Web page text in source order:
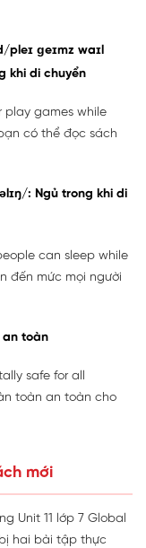
ɡeɪmz waɪl
khi di chuyển
play games while
có thể đọc sách
: Ngủ trong khi di
can sleep while
đến mức mọi người
an toàn
safe for all
toàn an toàn cho
mới
Unit 11 lớp 7 Global
hai bài tập thực